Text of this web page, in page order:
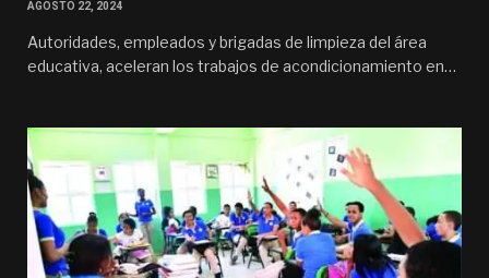
AGOSTO 22, 2024
Autoridades, empleados y brigadas de limpieza del área
educativa, aceleran los trabajos de acondicionamiento en…